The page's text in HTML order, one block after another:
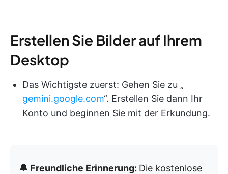
Erstellen Sie Bilder auf Ihrem
Desktop
Das Wichtigste zuerst: Gehen Sie zu „
gemini.google.com“. Erstellen Sie dann Ihr
Konto und beginnen Sie mit der Erkundung.
🔔 Freundliche Erinnerung: Die kostenlose